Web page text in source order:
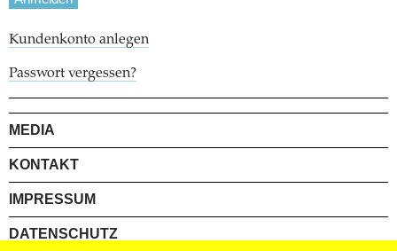
Kundenkonto anlegen
Passwort vergessen?
MEDIA
KONTAKT
IMPRESSUM
DATENSCHUTZ